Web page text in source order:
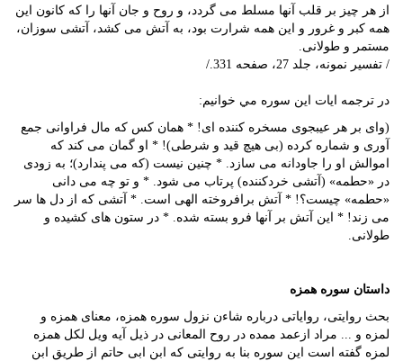
از هر چیز بر قلب آنها مسلط می گردد، و روح و جان آنها را که کانون این
همه کبر و غرور و این همه شرارت بود، به آتش می کشد، آتشی سوزان،
مستمر و طولانى.
/ تفسیر نمونه، جلد 27، صفحه 331./
در ترجمه ايات اين سوره مي خوانيم:
(واى بر هر عیبجوى مسخره کننده اى! * همان کس که مال فراوانى جمع
آورى و شماره کرده (بى هیچ قید و شرطى)! * او گمان مى کند که
اموالش او را جاودانه مى سازد. * چنین نیست (که مى پندارد)؛ به زودى
در «حطمه» (آتشى خردکننده) پرتاب مى شود. * و تو چه مى دانى
«حطمه» چیست؟! * آتش برافروخته الهى است. * آتشى که از دل ها سر
مى زند! * این آتش بر آنها فرو بسته شده. * در ستون هاى کشیده و
طولانى.
داستان سوره همزه
بحث روایتى، روایاتی درباره شاءن نزول سوره همزه، معنای همزه و
لمزه و ... مراد ازعمد ممده در روح المعانی در ذیل آیه ویل لکل همزه
لمزه گفته است این سوره بنا به روایتی که ابن ابی حاتم از طریق ابن